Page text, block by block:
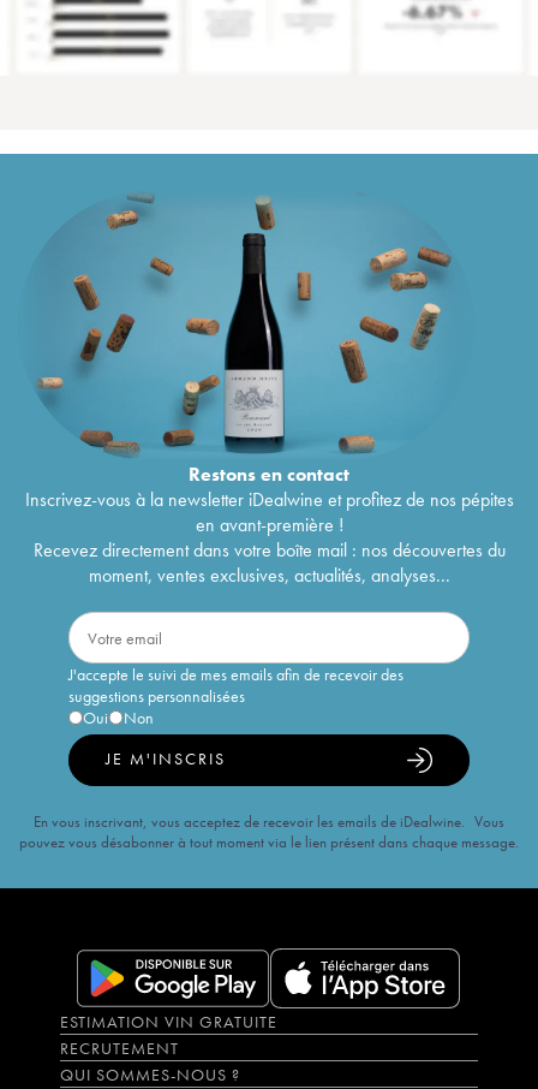
Restons encontact
Inscrivez-vous à la newsletter iDealwine et profitez de nos pépites
en avant-première !
Recevez directement dans votre boîte mail : nos découvertes du
moment, ventes exclusives, actualités, analyses...
J'accepte le suivi de mes emails afin de recevoir des
suggestions personnalisées
Oui
Non
JE M'INSCRIS
En vous inscrivant, vous acceptez de recevoir les emails de iDealwine. Vous
pouvez vous désabonner à tout moment via le lien présent dans chaque message.
ESTIMATION VIN GRATUITE
RECRUTEMENT
QUI SOMMES-NOUS ?